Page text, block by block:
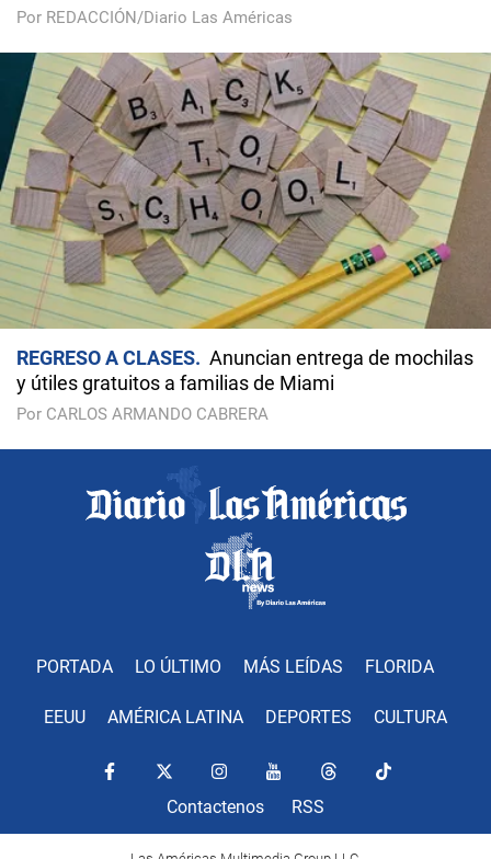
Por REDACCIÓN/Diario Las Américas
REGRESO A CLASES
Anuncian entrega de mochilas
y útiles gratuitos a familias de Miami
Por CARLOS ARMANDO CABRERA
PORTADA LO ÚLTIMO MÁS LEÍDAS FLORIDA
EEUU AMÉRICA LATINA DEPORTES CULTURA
Contactenos RSS